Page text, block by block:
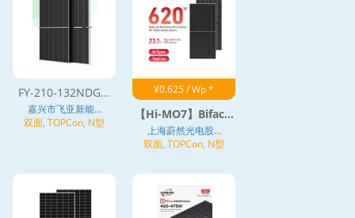
FY-210-132NDG...
嘉兴市飞亚新能...
双面, TOPCon, N型
¥0.625 / Wp *
【Hi-MO7】Bifac...
上海蔚然光电股...
双面, TOPCon, N型